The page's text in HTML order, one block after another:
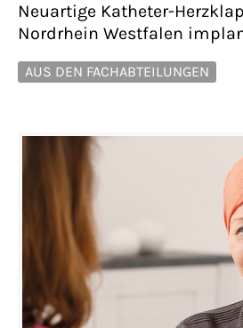
Neuartige Katheter-
Nordrhein Westfalen
AUS DEN FACHABTEILUNGEN